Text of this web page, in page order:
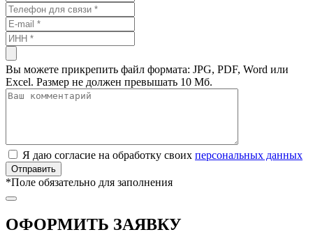
Вы можете прикрепить файл формата: JPG, PDF, Word или
Excel. Размер не должен превышать 10 Мб.
Я даю согласие на обработку своих персональных данных
*Поле обязательно для заполнения
ОФОРМИТЬ ЗАЯВКУ